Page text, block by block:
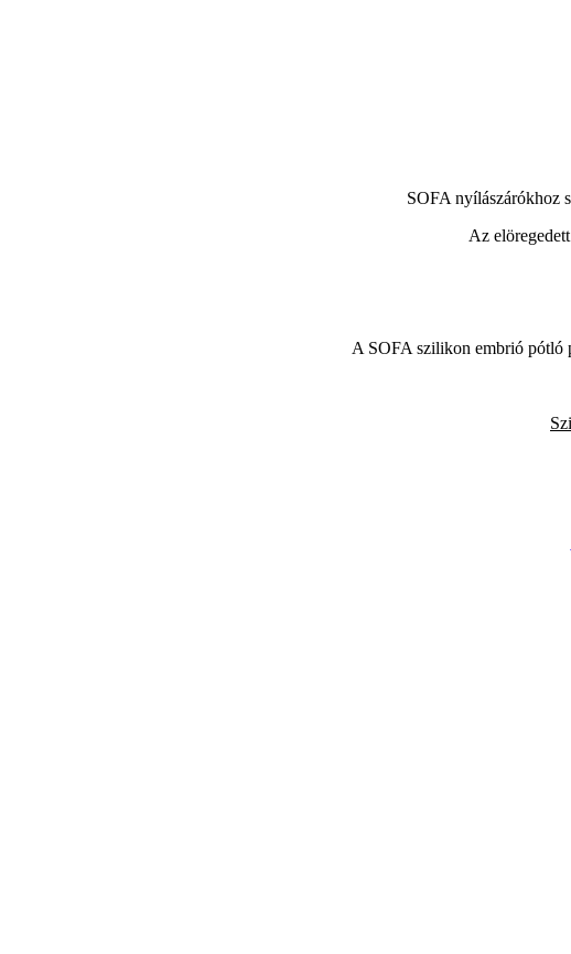
SOFA nyílászárókhoz
Az
A SOFA szilikon embrió pótló